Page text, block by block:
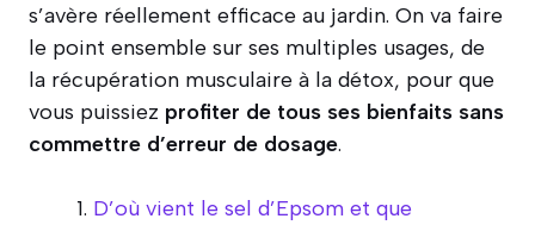
s’avère réellement efficace au jardin. On va faire
le point ensemble sur ses multiples usages, de
la récupération musculaire à la détox, pour que
vous puissiez profiter de tous ses bienfaits sans
commettre d’erreur de dosage.
D’où vient le sel d’Epsom et que